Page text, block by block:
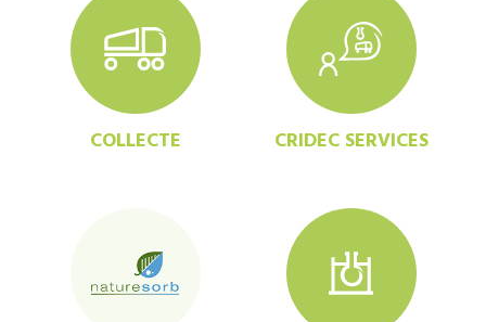
COLLECTE CRIDEC SERVICES